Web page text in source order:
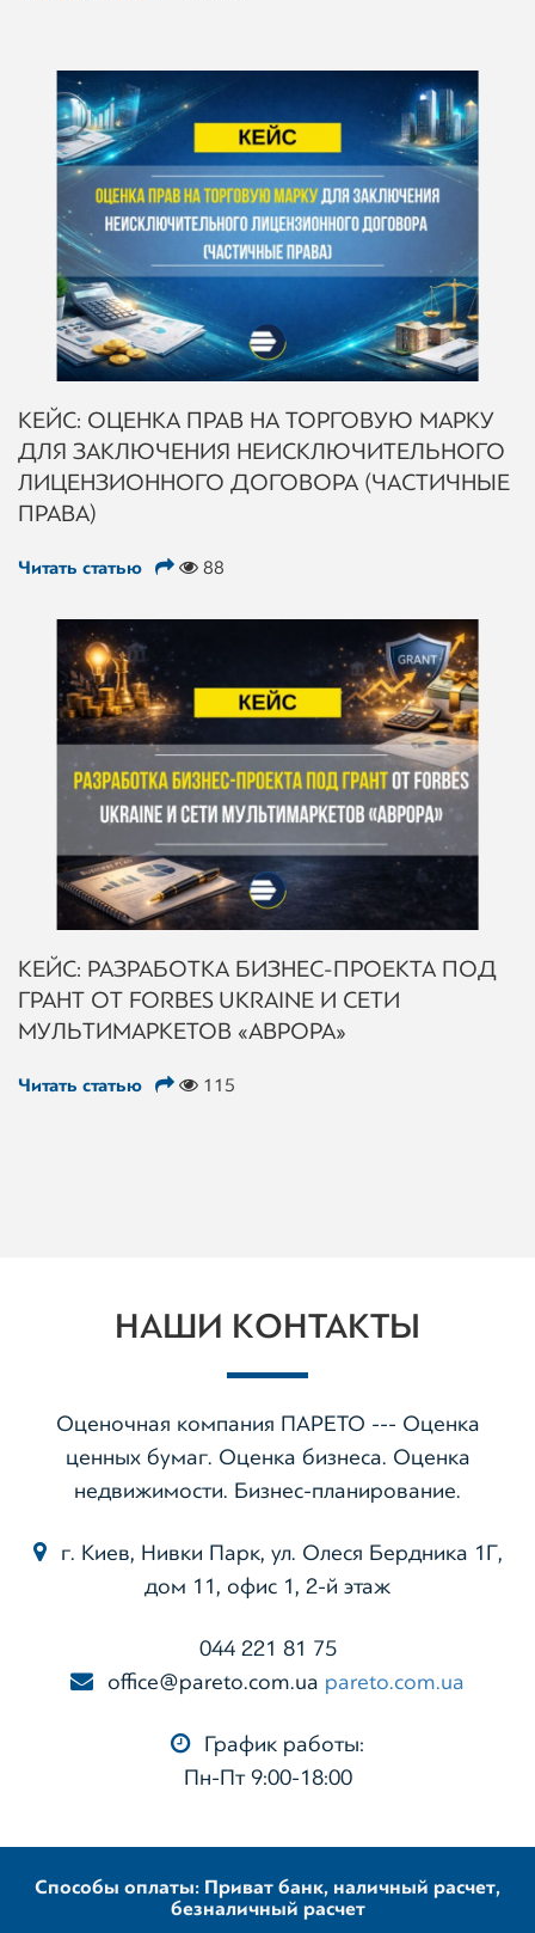
КЕЙС: ОЦЕНКА ПРАВ НА ТОРГОВУЮ МАРКУ
ДЛЯ ЗАКЛЮЧЕНИЯ НЕИСКЛЮЧИТЕЛЬНОГО
ЛИЦЕНЗИОННОГО ДОГОВОРА (ЧАСТИЧНЫЕ
ПРАВА)
Читать статью 88
КЕЙС: РАЗРАБОТКА БИЗНЕС-ПРОЕКТА ПОД
ГРАНТ ОТ FORBES UKRAINE И СЕТИ
МУЛЬТИМАРКЕТОВ «АВРОРА»
Читать статью 115
НАШИ КОНТАКТЫ
Оценочная компания ПАРЕТО --- Оценка
ценных бумаг. Оценка бизнеса. Оценка
недвижимости. Бизнес-планирование.
г. Киев, Нивки Парк, ул. Олеся Бердника 1Г,
дом 11, офис 1, 2-й этаж
044 221 81 75
office@pareto.com.ua pareto.com.ua
График работы:
Пн-Пт 9:00-18:00
Способы оплаты: Приват банк, наличный расчет,
безналичный расчет